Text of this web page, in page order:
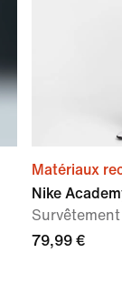
Matériaux
Nike
79,99 €